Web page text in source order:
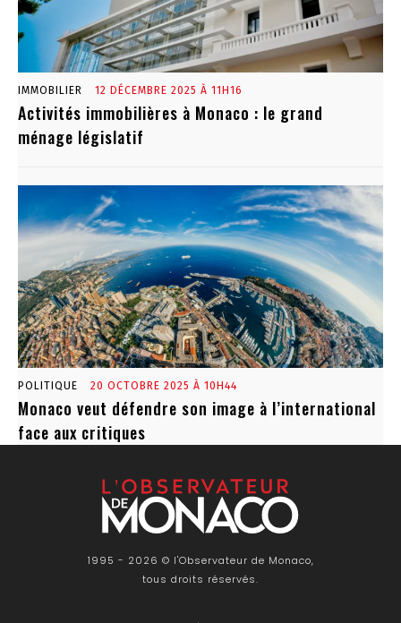
IMMOBILIER 12 DÉCEMBRE 2025 À 11H16
Activités immobilières à Monaco : le grand
ménage législatif
POLITIQUE 20 OCTOBRE 2025 À 10H44
Monaco veut défendre son image à l’international
face aux critiques
1995 - 2026 © l'Observateur de Monaco,
tous droits réservés.